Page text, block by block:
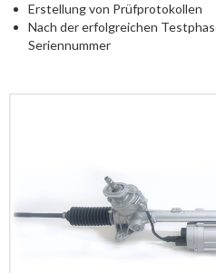
Erstellung von Prüfprotokollen
Nach der erfolgreichen
Seriennummer